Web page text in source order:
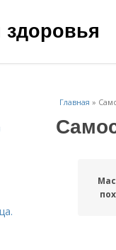
Главная »